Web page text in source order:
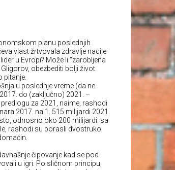
planu poslednjih
vlast žrtvovala zdravlje nacije
u Evropi? Može li “zarobljena
obezbediti bolji život
pitanje.
u poslednje vreme (da ne
do (zaključno) 2021. –
za 2021, naime, rashodi
2017. na 1. 515 milijardi 2021.
odnosno oko 200 milijardi: sa
rashodi su porasli dvostruko
čipovanje kad se pod
u igri. Po sličnom principu,